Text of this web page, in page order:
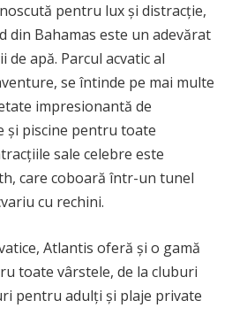
pentru lux și distracție,
din Bahamas este un adevărat
apă. Parcul acvatic al
se întinde pe mai multe
impresionantă de
și piscine pentru toate
sale celebre este
care coboară într-un tunel
cu rechini.
Atlantis oferă și o gamă
toate vârstele, de la cluburi
pentru adulți și plaje private